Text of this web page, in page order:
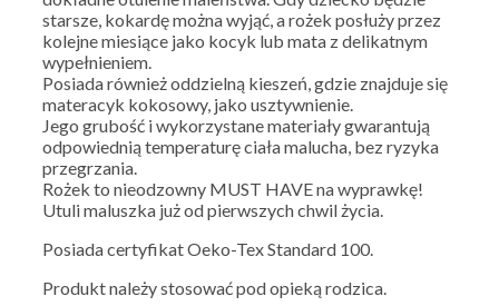
starsze, kokardę można wyjąć, a rożek posłuży przez
kolejne miesiące jako kocyk lub mata z delikatnym
wypełnieniem.
Posiada również oddzielną kieszeń, gdzie znajduje się
materacyk kokosowy, jako usztywnienie.
Jego grubość i wykorzystane materiały gwarantują
odpowiednią temperaturę ciała malucha, bez ryzyka
przegrzania.
Rożek to nieodzowny MUST HAVE na wyprawkę!
Utuli maluszka już od pierwszych chwil życia.
Posiada certyfikat Oeko-Tex Standard 100.
Produkt należy stosować pod opieką rodzica.